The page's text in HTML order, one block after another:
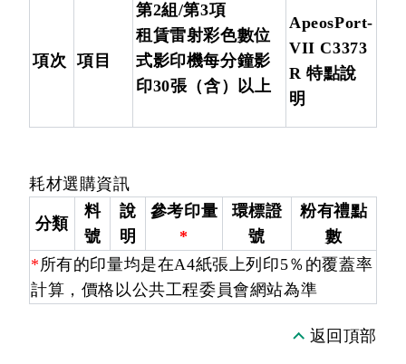
項次 項目
第2組/第3項
租賃雷射彩色數位
式影印機每分鐘影
印30張（含）以上
ApeosPort-
VII C3373
R 特點說
明
耗材選購資訊
分類
料
號
說
明
參考印量
*
環標證
號
粉有禮點
數
*所有的印量均是在A4紙張上列印5％的覆蓋率
計算，價格以公共工程委員會網站為準
返回頂部